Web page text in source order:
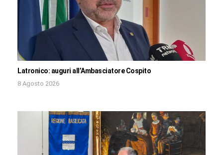
Latronico: auguri all’Ambasciatore Cospito
8 Agosto 2026